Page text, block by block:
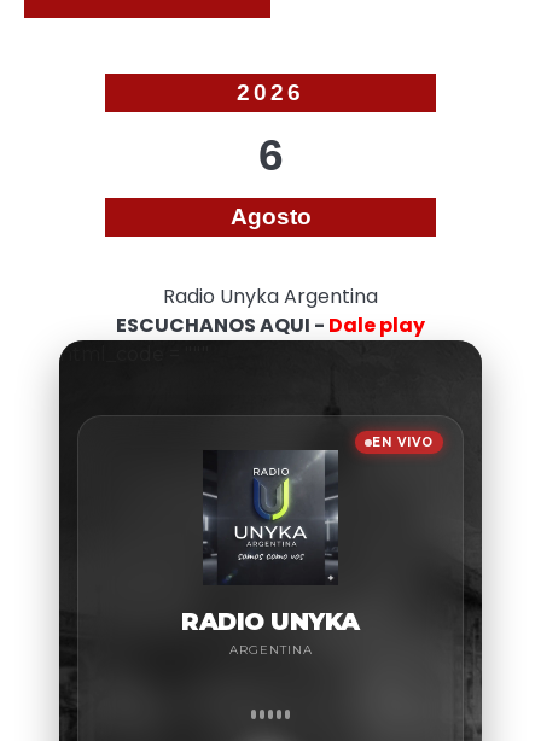
2026
6
Agosto
Radio Unyka Argentina
ESCUCHANOS AQUI - Dale play